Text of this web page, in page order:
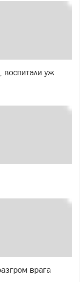
уж
врага